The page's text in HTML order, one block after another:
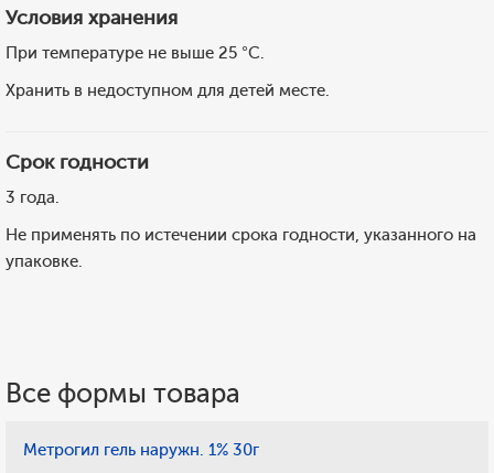
Условия хранения
При температуре не выше 25 °C.
Хранить в недоступном для детей месте.
Срок годности
3 года.
Не применять по истечении срока годности, указанного на
упаковке.
Все формы товара
Метрогил гель наружн. 1% 30г